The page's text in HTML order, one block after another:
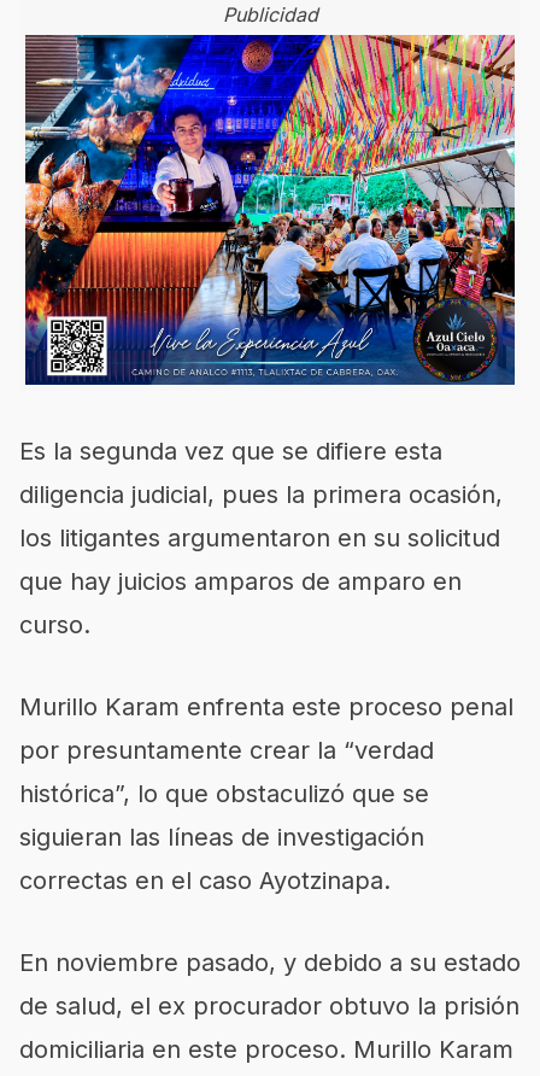
Publicidad
Es la segunda vez que se difiere esta
diligencia judicial, pues la primera ocasión,
los litigantes argumentaron en su solicitud
que hay juicios amparos de amparo en
curso.
Murillo Karam enfrenta este proceso penal
por presuntamente crear la “verdad
histórica”, lo que obstaculizó que se
siguieran las líneas de investigación
correctas en el caso Ayotzinapa.
En noviembre pasado, y debido a su estado
de salud, el ex procurador obtuvo la prisión
domiciliaria en este proceso. Murillo Karam